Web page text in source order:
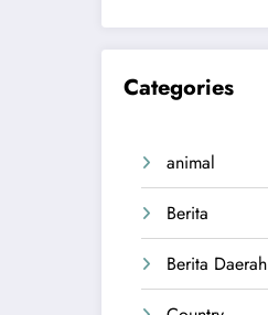
Categories
animal
Berita
Berita Daerah